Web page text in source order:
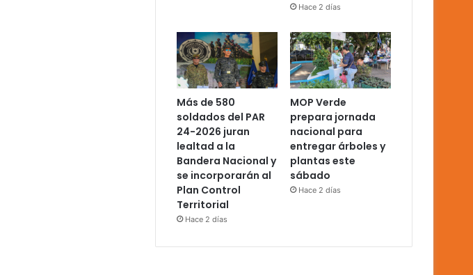
Hace 2 días
Más de 580
soldados del PAR
24-2026 juran
lealtad a la
Bandera Nacional y
se incorporarán al
Plan Control
Territorial
Hace 2 días
MOP Verde
prepara jornada
nacional para
entregar árboles y
plantas este
sábado
Hace 2 días